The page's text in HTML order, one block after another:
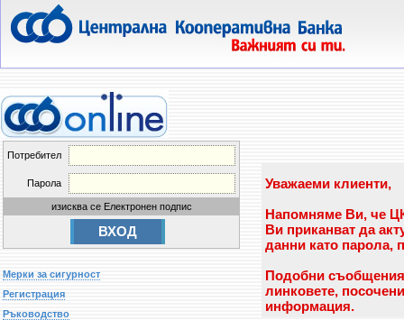
Потребител
Парола
изисква се Електронен подпис
Мерки за сигурност
Регистрация
Ръководство
Уважаеми клиенти,
Напомняме Ви, че
Ви приканват да
данни като парола,
Подобни
линковете,
информация.